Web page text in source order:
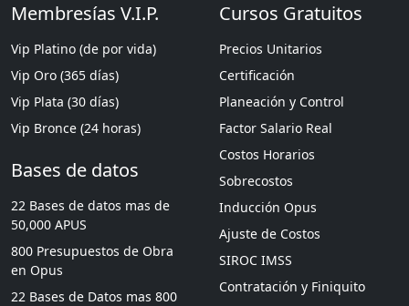
Membresías V.I.P.
Vip Platino (de por vida)
Vip Oro (365 días)
Vip Plata (30 días)
Vip Bronce (24 horas)
Bases de datos
22 Bases de datos mas de
50,000 APUS
800 Presupuestos de Obra
en Opus
22 Bases de Datos mas 800
Cursos Gratuitos
Precios Unitarios
Certificación
Planeación y Control
Factor Salario Real
Costos Horarios
Sobrecostos
Inducción Opus
Ajuste de Costos
SIROC IMSS
Contratación y Finiquito